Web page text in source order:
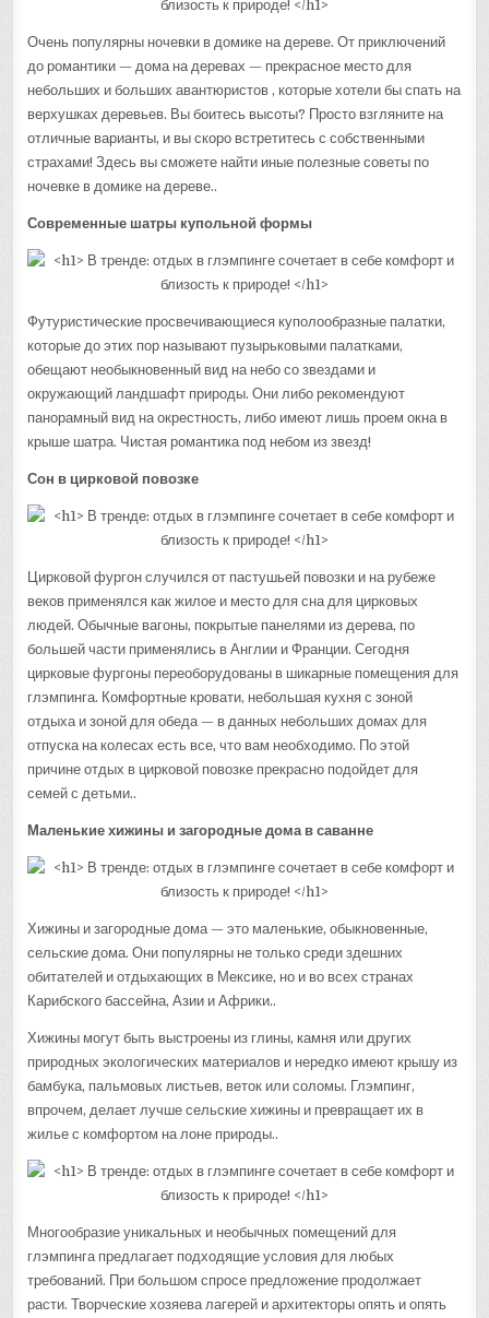
Очень популярны ночевки в домике на дереве. От приключений
до романтики — дома на деревах — прекрасное место для
небольших и больших авантюристов , которые хотели бы спать на
верхушках деревьев. Вы боитесь высоты? Просто взгляните на
отличные варианты, и вы скоро встретитесь с собственными
страхами! Здесь вы сможете найти иные полезные советы по
ночевке в домике на дереве..
Современные шатры купольной формы
Футуристические просвечивающиеся куполообразные палатки,
которые до этих пор называют пузырьковыми палатками,
обещают необыкновенный вид на небо со звездами и
окружающий ландшафт природы. Они либо рекомендуют
панорамный вид на окрестность, либо имеют лишь проем окна в
крыше шатра. Чистая романтика под небом из звезд!
Сон в цирковой повозке
Цирковой фургон случился от пастушьей повозки и на рубеже
веков применялся как жилое и место для сна для цирковых
людей. Обычные вагоны, покрытые панелями из дерева, по
большей части применялись в Англии и Франции. Сегодня
цирковые фургоны переоборудованы в шикарные помещения для
глэмпинга. Комфортные кровати, небольшая кухня с зоной
отдыха и зоной для обеда — в данных небольших домах для
отпуска на колесах есть все, что вам необходимо. По этой
причине отдых в цирковой повозке прекрасно подойдет для
семей с детьми..
Маленькие хижины и загородные дома в саванне
Хижины и загородные дома — это маленькие, обыкновенные,
сельские дома. Они популярны не только среди здешних
обитателей и отдыхающих в Мексике, но и во всех странах
Карибского бассейна, Азии и Африки..
Хижины могут быть выстроены из глины, камня или других
природных экологических материалов и нередко имеют крышу из
бамбука, пальмовых листьев, веток или соломы. Глэмпинг,
впрочем, делает лучше сельские хижины и превращает их в
жилье с комфортом на лоне природы..
Многообразие уникальных и необычных помещений для
глэмпинга предлагает подходящие условия для любых
требований. При большом спросе предложение продолжает
расти. Творческие хозяева лагерей и архитекторы опять и опять